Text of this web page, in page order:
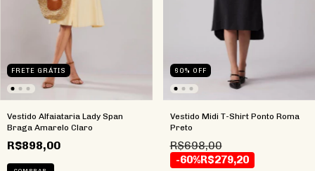
FRETE GRÁTIS
Vestido Alfaiataria Lady Span
Braga Amarelo Claro
R$898,00
60% OFF
Vestido Midi T-Shirt Ponto Roma
Preto
R$698,00
-60%R$279,20